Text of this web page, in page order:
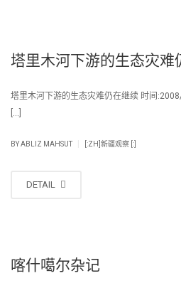
塔里木河下游的生态灾难
塔里木河下游的生态灾难仍在继续 时
[…]
BYABLIZ MAHSUT [:ZH]新疆观察 [:]
DETAIL
喀什噶尔杂记